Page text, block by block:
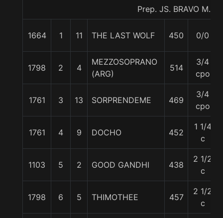
Prep. JS. BRAVO M.
1664 1 11 THE LAST WOLF 450 0/0
1798 2 4
MEZZOSOPRANO
(ARG)
514
3/4
cpo
1761 3 13 SORPRENDEME 469
3/4
cpo
1761 4 9 DOCHO 452
1 1/4
c
1103 5 2 GOOD GANDHI 438
2 1/2
c
1798 6 5 THIMOTHEE 457
2 1/2
c